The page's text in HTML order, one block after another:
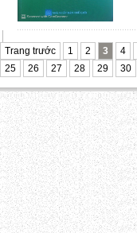
Trang trước 1 2 3 4
25
26 27 28 29 30